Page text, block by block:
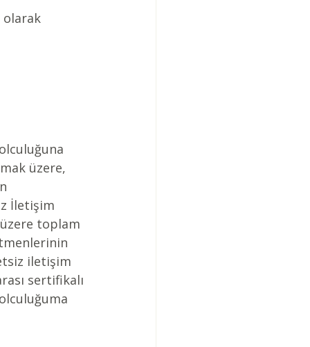
olarak
üzere,
İletişim
üzere toplam
iletişim
sertifikalı